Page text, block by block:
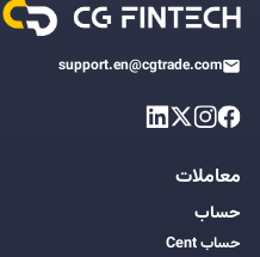
support.en@cgtrade.com
معاملات
حساب
حساب Cent